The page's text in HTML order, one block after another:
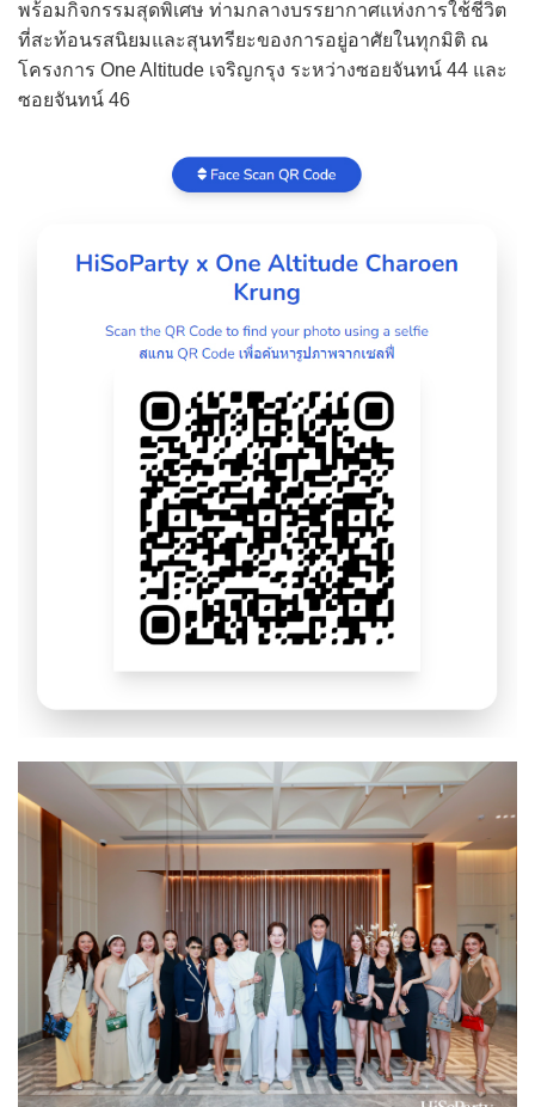
พร้อมกิจกรรมสุดพิเศษ ท่ามกลางบรรยากาศแห่งการใช้ชีวิต
ที่สะท้อนรสนิยมและสุนทรียะของการอยู่อาศัยในทุกมิติ ณ
โครงการ One Altitude เจริญกรุง ระหว่างซอยจันทน์ 44 และ
ซอยจันทน์ 46